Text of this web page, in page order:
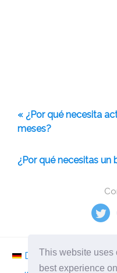
This website uses
best experience
« ¿Por qué necesita
meses?
¿Por qué necesitas un
Deutsch